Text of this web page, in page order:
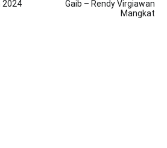
2024
Gaib – Rendy Virgiawan
Mangkat